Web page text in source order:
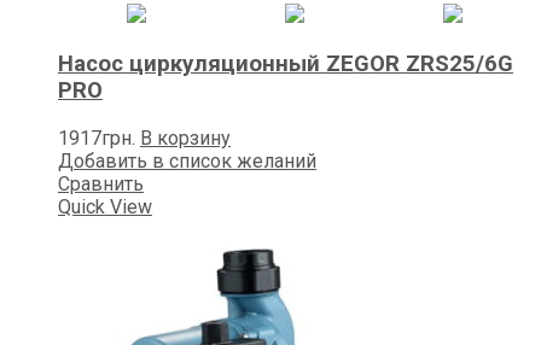
Насос циркуляционный ZEGOR ZRS25/6G
PRO
1917грн. В корзину
Добавить в список желаний
Сравнить
Quick View